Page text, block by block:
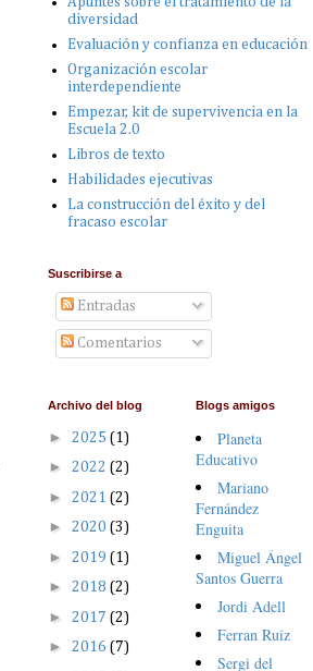
diversidad
Evaluación y confianza en educación
Organización escolar
interdependiente
Empezar, kit de supervivencia en la
Escuela 2.0
Libros de texto
Habilidades ejecutivas
La construcción del éxito y del
fracaso escolar
Suscribirse a
Entradas
Comentarios
Archivo del blog
► 2025 (1)
► 2022 (2)
► 2021 (2)
► 2020 (3)
► 2019 (1)
► 2018 (2)
► 2017 (2)
► 2016 (7)
Blogs amigos
Planeta
Educativo
Mariano
Fernández
Enguita
Miguel Ángel
Santos Guerra
Jordi Adell
Ferran Ruiz
Sergi del